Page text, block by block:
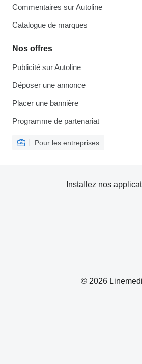
Commentaires sur Autoline
Catalogue de marques
Nos offres
Publicité sur Autoline
Déposer une annonce
Placer une bannière
Programme de partenariat
Pour les entreprises
© 2026
Installez nos